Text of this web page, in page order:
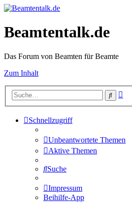
Beamtentalk.de
Das Forum von Beamten für Beamte
Zum Inhalt
Suche
Schnellzugriff
Unbeantwortete Themen
Aktive Themen
Suche
Impressum
Beihilfe-App